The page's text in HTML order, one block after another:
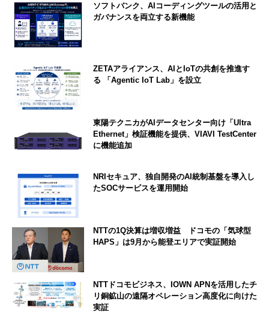
ソフトバンク、AIコーディングツールの活用と
ガバナンスを両立する新機能
ZETAアライアンス、AIとIoTの共創を推進す
る 「Agentic IoT Lab」を設立
東陽テクニカがAIデータセンター向け「Ultra
Ethernet」検証機能を提供、VIAVI TestCenter
に機能追加
NRIセキュア、独自開発のAI統制基盤を導入し
たSOCサービスを運用開始
NTTの1Q決算は増収増益 ドコモの「気球型
HAPS」は9月から能登エリアで実証開始
NTTドコモビジネス、IOWN APNを活用したチ
リ銅鉱山の遠隔オペレーション高度化に向けた
実証